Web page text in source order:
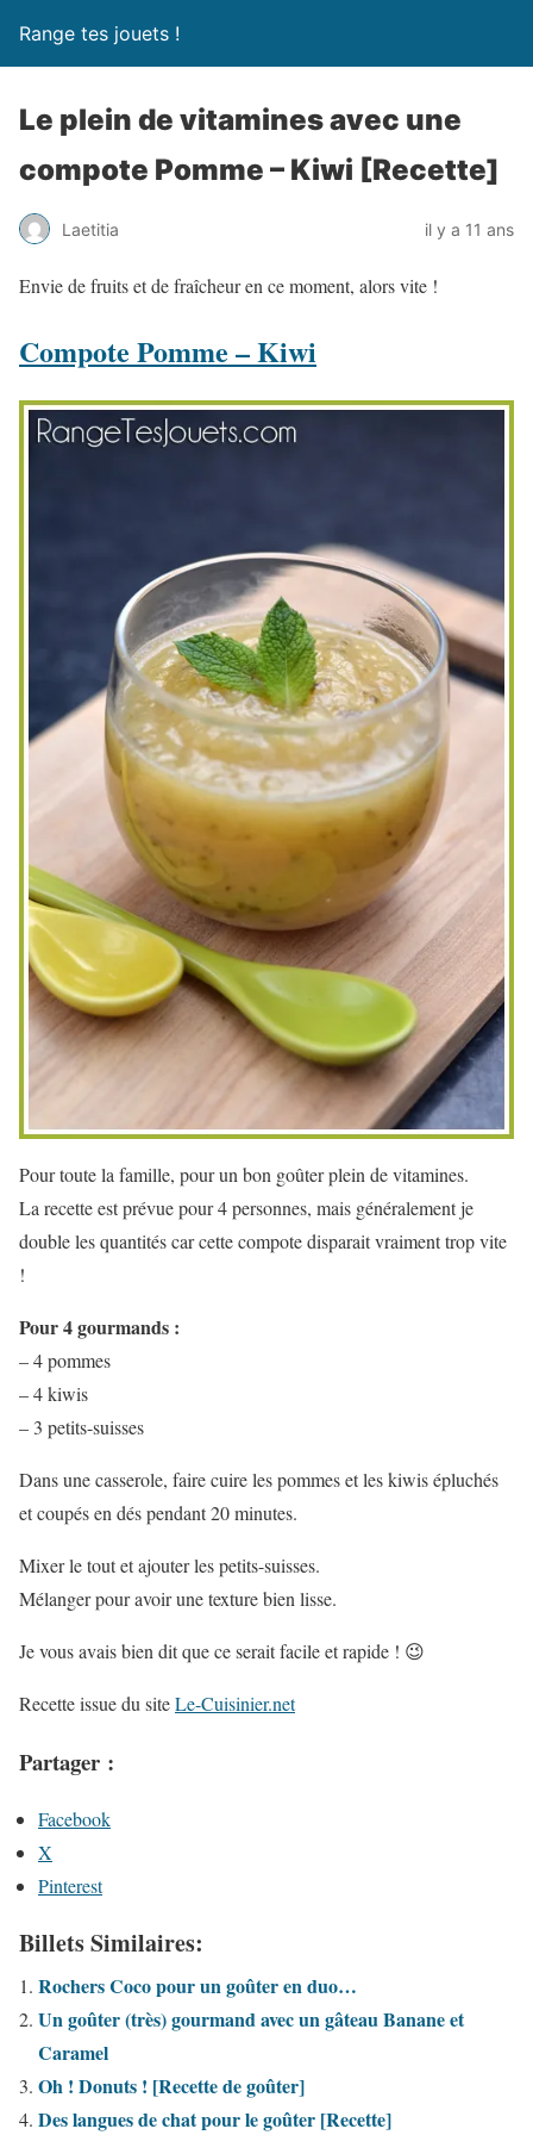
Range tes jouets !
Le plein de vitamines avec une
compote Pomme – Kiwi [Recette]
Laetitia il y a 11 ans
Envie de fruits et de fraîcheur en ce moment, alors vite !
Compote Pomme – Kiwi
Pour toute la famille, pour un bon goûter plein de vitamines.
La recette est prévue pour 4 personnes, mais généralement je
double les quantités car cette compote disparait vraiment trop vite
!
Pour 4 gourmands :
– 4 pommes
– 4 kiwis
– 3 petits-suisses
Dans une casserole, faire cuire les pommes et les kiwis épluchés
et coupés en dés pendant 20 minutes.
Mixer le tout et ajouter les petits-suisses.
Mélanger pour avoir une texture bien lisse.
Je vous avais bien dit que ce serait facile et rapide ! 😉
Recette issue du siteLe-Cuisinier.net
Partager :
Facebook
X
Pinterest
Billets Similaires:
Rochers Coco pour un goûter en duo…
Un goûter (très) gourmand avec un gâteau Banane et
Caramel
Oh ! Donuts ! [Recette de goûter]
Des langues de chat pour le goûter [Recette]